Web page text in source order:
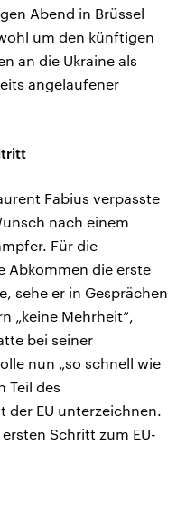
Abend in Brüssel
um den künftigen
an die Ukraine als
angelaufener
Fabius verpasste
nach einem
Für die
Abkommen die erste
sehe er in Gesprächen
„keine Mehrheit“,
bei seiner
nun „so schnell wie
Teil des
der EU unterzeichnen.
Schritt zum EU-